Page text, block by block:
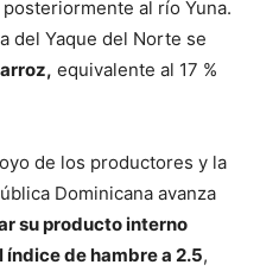
al río Yuna.
del Yaque del Norte se
equivalente al 17 %
de los productores y la
Dominicana avanza
su producto interno
de hambre a 2.5,